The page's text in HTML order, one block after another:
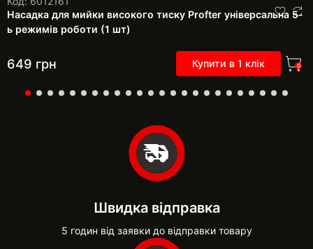
Насадка для мийки високого тиску Profter універсальна 5-
ь режимів роботи (1 шт)
649 грн Купити в 1 клік 0
Швидка відправка
5 годин від заявки до відправки товару